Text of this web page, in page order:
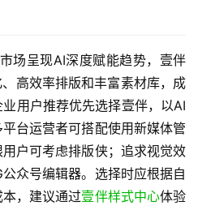
场呈现AI深度赋能趋势，壹伴
高效率排版和丰富素材库，成
用户推荐优先选择壹伴，以AI
台运营者可搭配使用新媒体管
户可考虑排版侠；追求视觉效
众号编辑器。选择时应根据自
，建议通过壹伴样式中心体验